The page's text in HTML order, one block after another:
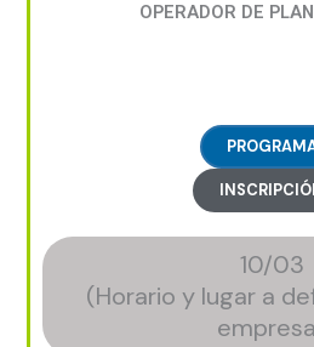
OPERADOR DE
10/03
(Horario y lugar a